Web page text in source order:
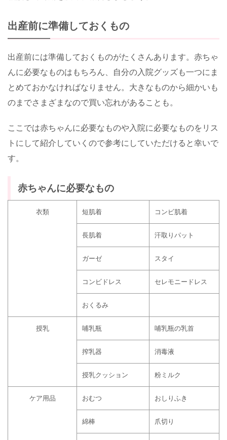
出産前に準備しておくもの
出産前には準備しておくものがたくさんあります。赤ちゃ
んに必要なものはもちろん、自分の入院グッズも一つにま
とめておかなければなりません。大きなものから細かいも
のまでさまざまなので買い忘れがあることも。
ここでは赤ちゃんに必要なものや入院に必要なものをリス
トにして紹介していくので参考にしていただけると幸いで
す。
赤ちゃんに必要なもの
衣類 短肌着 コンビ肌着
長肌着 汗取りパット
ガーゼ スタイ
コンビドレス セレモニードレス
おくるみ
授乳 哺乳瓶 哺乳瓶の乳首
搾乳器 消毒液
授乳クッション 粉ミルク
ケア用品 おむつ おしりふき
綿棒 爪切り